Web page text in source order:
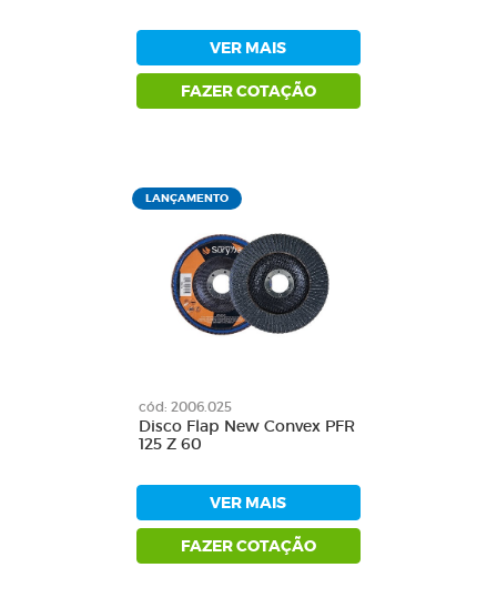
VER MAIS
FAZER COTAÇÃO
LANÇAMENTO
cód: 2006.025
Disco Flap New Convex PFR
125 Z 60
VER MAIS
FAZER COTAÇÃO